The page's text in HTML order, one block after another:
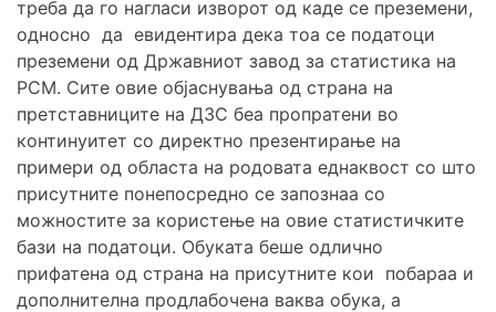
треба да го нагласи изворот од каде се преземени,
односно да евидентира дека тоа се податоци
преземени од Државниот завод за статистика на
РСМ. Сите овие објаснувања од страна на
претставниците на ДЗС беа пропратени во
континуитет со директно презентирање на
примери од областа на родовата еднаквост со што
присутните понепосредно се запознаа со
можностите за користење на овие статистичките
бази на податоци. Обуката беше одлично
прифатена од страна на присутните кои побараа и
дополнителна продлабочена ваква обука, а